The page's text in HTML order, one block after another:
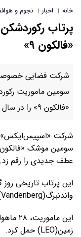
خانه | اخبار | نجوم و
«فالکون ۹»
سومین ماموریت
«فالکون ۹» را در سال جاری پرتاب کرد.
شرکت «اسپیس‌ایکس»
عطف جدیدی را رقم زد.
این پرتاب تاریخی روز
واندنبرگ(Vandenberg) در کالیفرنیا انجام شد.
زمین(LEO) حمل کرد.